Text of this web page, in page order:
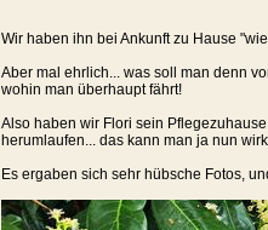
Wir haben ihn bei Ankunft zu Hause
Aber mal ehrlich... was soll man denn
wohin man überhaupt fährt!
Also haben wir Flori sein
herumlaufen... das kann man ja nun
Es ergaben sich sehr hübsche Fotos,